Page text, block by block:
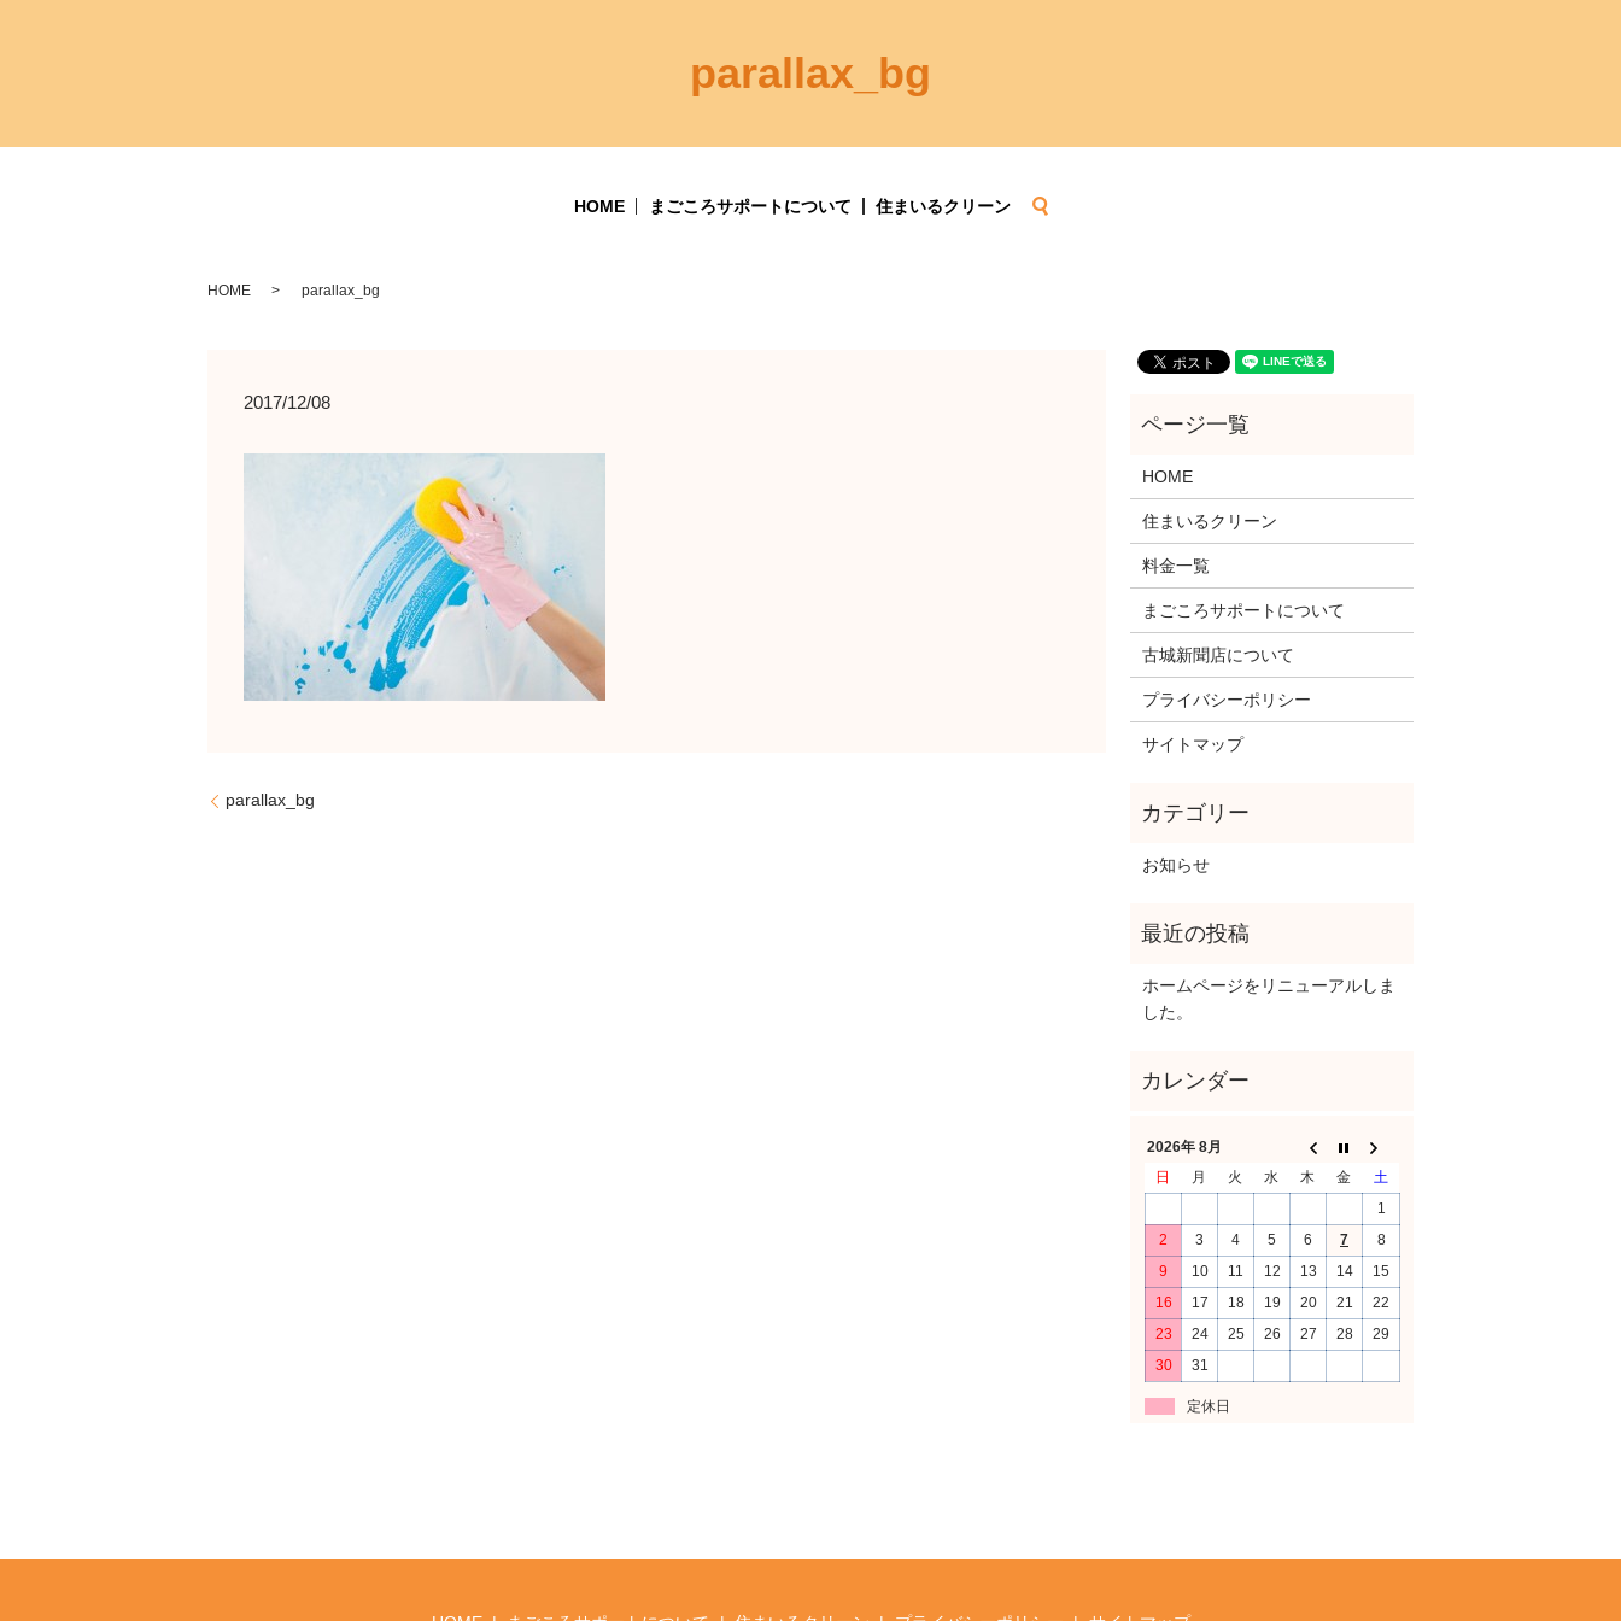
parallax_bg
HOME まごころサポートについて 住まいるクリーン
HOME parallax_bg
2017/12/08
parallax_bg
HOME
住まいるクリーン
料金一覧
まごころサポートについて
古城新聞店について
プライバシーポリシー
サイトマップ
お知らせ
ホームページをリニューアルしま
した。
2026年 8月
日
月 火 水 木 金
土
1
2
3 4 5 6 7
8
9
10 11 12 13 14
15
16
17 18 19 20 21
22
23
24 25 26 27 28
29
30
31
定休日